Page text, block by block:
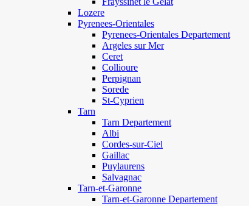
Lozere
Pyrenees-Orientales
Pyrenees-Orientales Departement
Argeles sur Mer
Ceret
Collioure
Perpignan
Sorede
St-Cyprien
Tarn
Tarn Departement
Albi
Cordes-sur-Ciel
Gaillac
Puylaurens
Salvagnac
Tarn-et-Garonne
Tarn-et-Garonne Departement